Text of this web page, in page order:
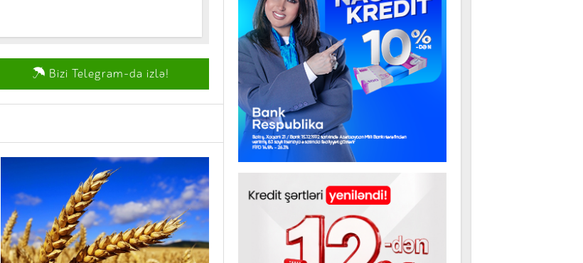
Bizi Telegram-da izlə!